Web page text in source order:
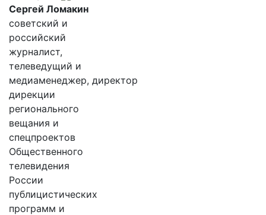
Сергей Ломакин
советский и
российский
журналист,
телеведущий и
медиаменеджер, директор
дирекции
регионального
вещания и
спецпроектов
Общественного
телевидения
России
публицистических
программ и